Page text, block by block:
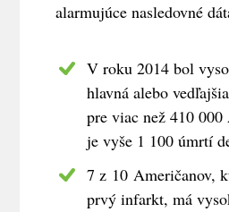
alarmujúce nasledovné
V roku 2014 bol
hlavná alebo
pre viac než 410
je vyše 1 100 úmrtí
7 z 10 Američanov,
prvý infarkt, má